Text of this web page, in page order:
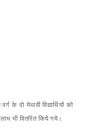
के दो मेधावी विद्यार्थियों को
भी वितरित किये गये।